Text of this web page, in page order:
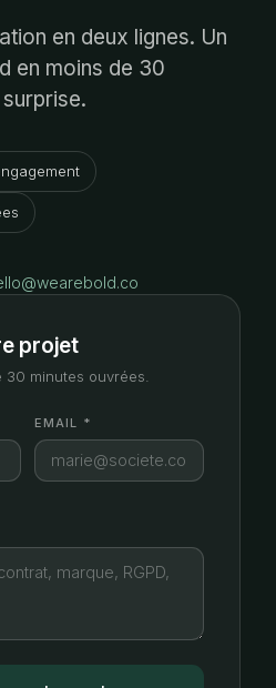
en deux lignes. Un
en moins de 30
projet
30 minutes ouvrées.
EMAIL *